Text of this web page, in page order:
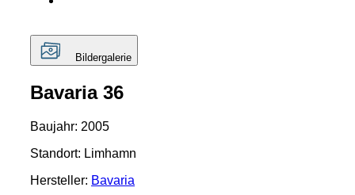
Bildergalerie
Bavaria 36
Baujahr: 2005
Standort: Limhamn
Hersteller: Bavaria